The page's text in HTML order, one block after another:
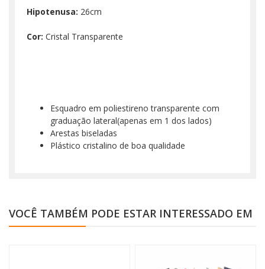
Hipotenusa: 26cm
Cor: Cristal Transparente
Esquadro em poliestireno transparente com
graduação lateral(apenas em 1 dos lados)
Arestas biseladas
Plástico cristalino de boa qualidade
VOCÊ TAMBÉM PODE ESTAR INTERESSADO EM